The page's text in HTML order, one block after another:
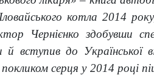
котла 2014
Чернієнко здобувши
вступив до Української
покликом серця у 2014 році